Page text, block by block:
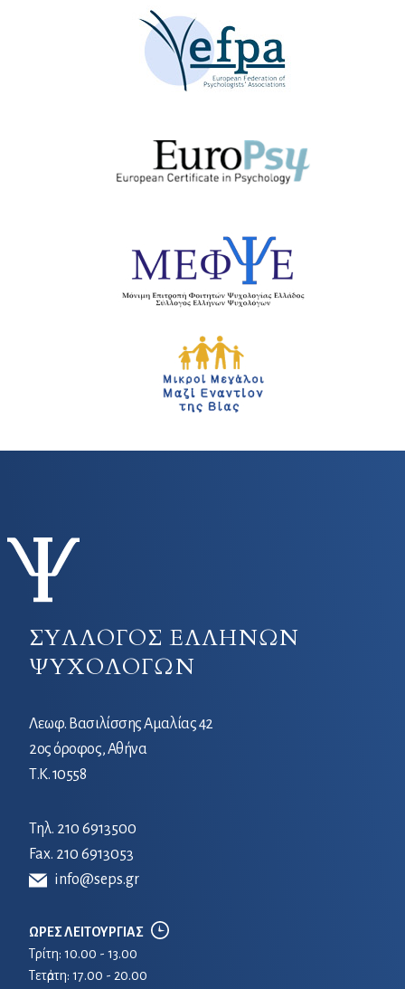
ΣΥΛΛΟΓΟΣ ΕΛΛΗΝΩΝ
ΨΥΧΟΛΟΓΩΝ
Λεωφ. Βασιλίσσης Αμαλίας 42
2ος όροφος, Αθήνα
Τ.Κ. 10558
Τηλ. 210 6913500
Fax. 210 6913053
info@seps.gr
ΩΡΕΣ ΛΕΙΤΟΥΡΓΙΑΣ
Τρίτη: 10.00 - 13.00
Τετἀρτη: 17.00 - 20.00